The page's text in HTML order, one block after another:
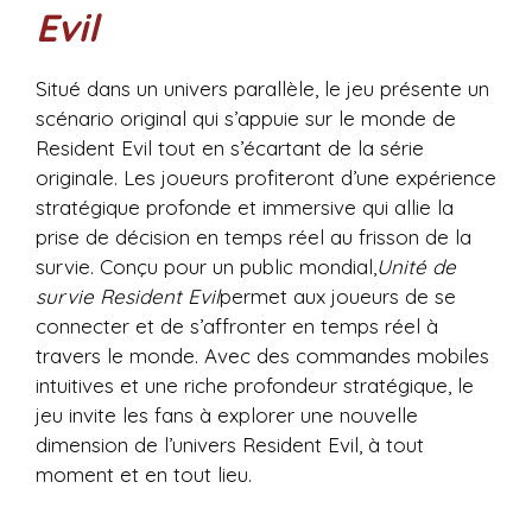
Evil
Situé dans un univers parallèle, le jeu présente un
scénario original qui s’appuie sur le monde de
Resident Evil tout en s’écartant de la série
originale. Les joueurs profiteront d’une expérience
stratégique profonde et immersive qui allie la
prise de décision en temps réel au frisson de la
survie. Conçu pour un public mondial,Unité de
survie Resident Evilpermet aux joueurs de se
connecter et de s’affronter en temps réel à
travers le monde. Avec des commandes mobiles
intuitives et une riche profondeur stratégique, le
jeu invite les fans à explorer une nouvelle
dimension de l’univers Resident Evil, à tout
moment et en tout lieu.